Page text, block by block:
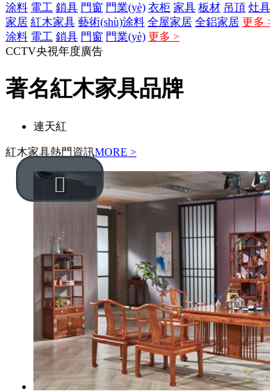
涂料 電工 鎖具 門窗 門業(yè) 衣柜 家具 板材 吊頂 灶具
家居 紅木家具 藝術(shù)涂料 全屋家居 全鋁家居 更多
涂料 電工 鎖具 門窗 門業(yè) 更多 >
CCTV央視年度廣告
著名紅木家具品牌
連天紅
紅木家具熱門資訊MORE >